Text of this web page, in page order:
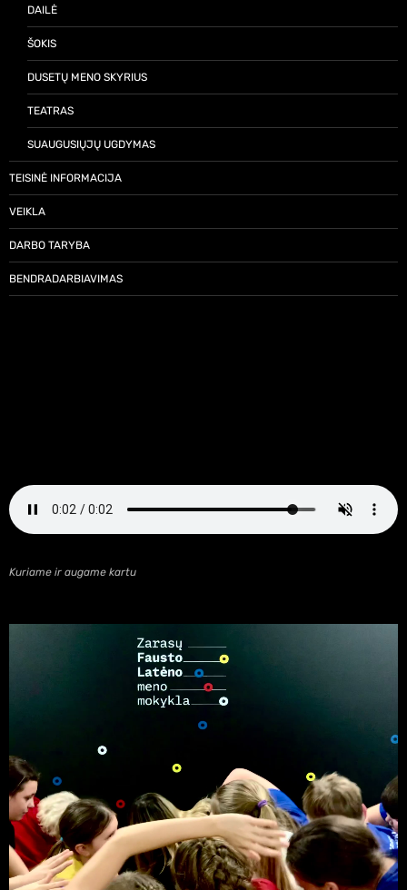
DAILĖ
ŠOKIS
DUSETŲ MENO SKYRIUS
TEATRAS
SUAUGUSIŲJŲ UGDYMAS
TEISINĖ INFORMACIJA
VEIKLA
DARBO TARYBA
BENDRADARBIAVIMAS
Kuriame ir augame kartu